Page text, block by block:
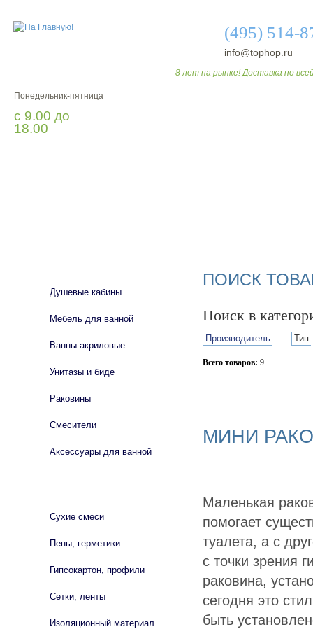
(495) 514-
info@tophop.ru
8 лет на рынке! Доставка по
Понедельник-пятница
с 9.00 до
18.00
ПОИСК
Поиск в
Производитель Тип
Всего товаров: 9
МИНИ
Маленькая
помогает
туалета, а с
с точки зрения
раковина,
сегодня это
быть
Душевые кабины
Мебель для ванной
Ванны акриловые
Унитазы и биде
Раковины
Смесители
Аксессуары для ванной
Сухие смеси
Пены, герметики
Гипсокартон, профили
Сетки, ленты
Изоляционный материал